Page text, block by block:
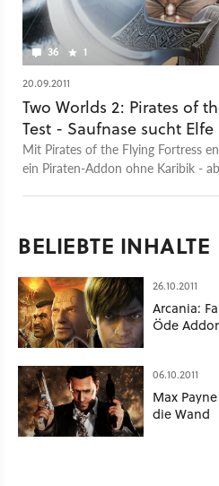
36 1
20.09.2011
Two Worlds 2: Pirates of
Test - Saufnase sucht Elfe
Mit Pirates of the Flying Fortress
ein Piraten-Addon ohne Karibik -
BELIEBTE INHALTE
26.10.2011
Arcania:
Öde
06.10.2011
Max
die Wand